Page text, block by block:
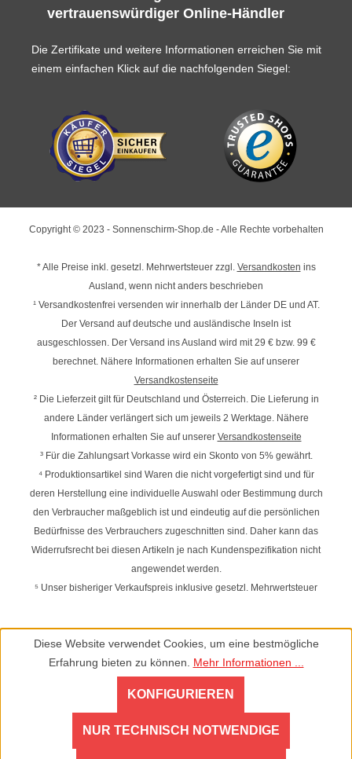
vertrauenswürdiger Online-Händler
Die Zertifikate und weitere Informationen erreichen Sie mit
einem einfachen Klick auf die nachfolgenden Siegel:
Copyright © 2023 - Sonnenschirm-Shop.de - Alle Rechte vorbehalten
* Alle Preise inkl. gesetzl. Mehrwertsteuer zzgl. Versandkosten ins
Ausland, wenn nicht anders beschrieben
¹ Versandkostenfrei versenden wir innerhalb der Länder DE und AT.
Der Versand auf deutsche und ausländische Inseln ist
ausgeschlossen. Der Versand ins Ausland wird mit29 € bzw. 99 €
berechnet. Nähere Informationen erhalten Sie auf unserer
Versandkostenseite
² Die Lieferzeit gilt für Deutschland und Österreich. Die Lieferung in
andere Länder verlängert sich um jeweils 2 Werktage. Nähere
Informationen erhalten Sie auf unserer Versandkostenseite
³ Für die Zahlungsart Vorkasse wird ein Skonto von 5% gewährt.
⁴ Produktionsartikel sind Waren die nicht vorgefertigt sind und für
deren Herstellung eine individuelle Auswahl oder Bestimmung durch
den Verbraucher maßgeblich ist und eindeutig auf die persönlichen
Bedürfnisse des Verbrauchers zugeschnitten sind. Daher kann das
Widerrufsrecht bei diesen Artikeln je nach Kundenspezifikation nicht
angewendet werden.
⁵ Unser bisheriger Verkaufspreis inklusive gesetzl. Mehrwertsteuer
Diese Website verwendet Cookies, um eine bestmögliche
Erfahrung bieten zu können. Mehr Informationen ...
NUR TECHNISCH NOTWENDIGE
KONFIGURIEREN